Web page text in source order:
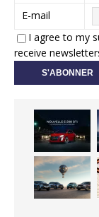
E-mail
I agree to my
receive